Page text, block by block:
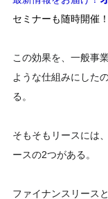
セミナーも随時開催！
この効果を、一般事
ような仕組みにした
る。
そもそもリースには
ースの2つがある。
ファイナンスリース